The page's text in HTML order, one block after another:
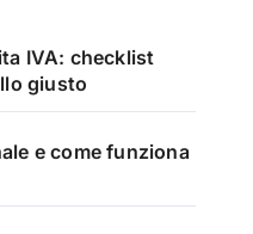
IVA: checklist
giusto
e come funziona